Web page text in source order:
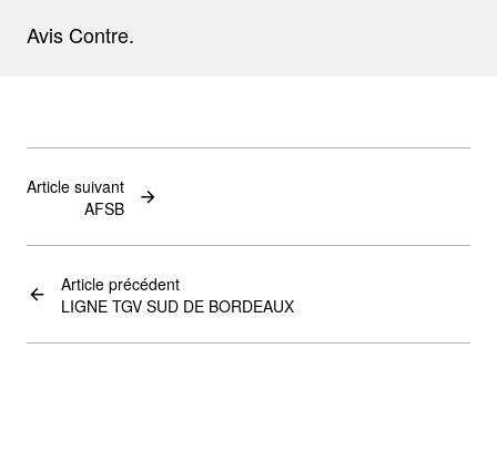
Avis Contre.
Article précédent
LIGNE TGV SUD DE BORDEAUX
Article suivant
AFSB